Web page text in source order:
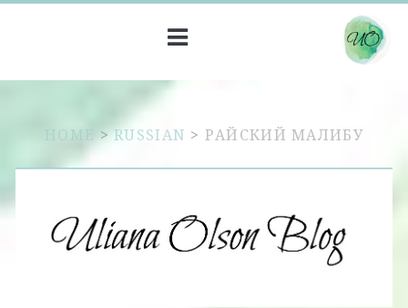
HOME >RUSSIAN > РАЙСКИЙ МАЛИБУ